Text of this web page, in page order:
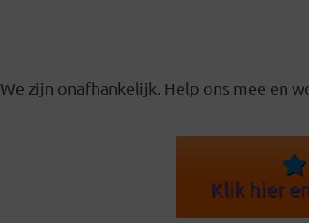
We zijn onafhankelijk. Help ons mee en
Klik hier